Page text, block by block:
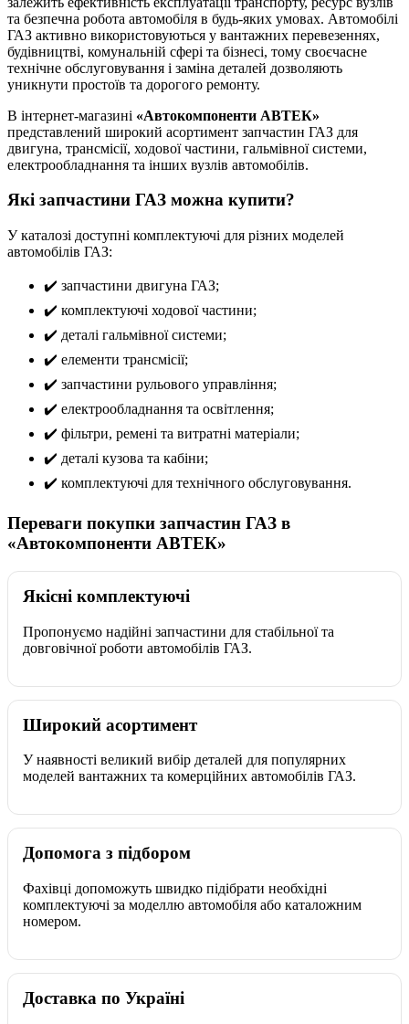
та безпечна робота автомобіля в будь-яких умовах. Автомобілі
ГАЗ активно використовуються у вантажних перевезеннях,
будівництві, комунальній сфері та бізнесі, тому своєчасне
технічне обслуговування і заміна деталей дозволяють
уникнути простоїв та дорогого ремонту.
В інтернет-магазині «Автокомпоненти АВТЕК»
представлений широкий асортимент запчастин ГАЗ для
двигуна, трансмісії, ходової частини, гальмівної системи,
електрообладнання та інших вузлів автомобілів.
Які запчастини ГАЗ можна купити?
У каталозі доступні комплектуючі для різних моделей
автомобілів ГАЗ:
✔️ запчастини двигуна ГАЗ;
✔️ комплектуючі ходової частини;
✔️ деталі гальмівної системи;
✔️ елементи трансмісії;
✔️ запчастини рульового управління;
✔️ електрообладнання та освітлення;
✔️ фільтри, ремені та витратні матеріали;
✔️ деталі кузова та кабіни;
✔️ комплектуючі для технічного обслуговування.
Переваги покупки запчастин ГАЗ в
«Автокомпоненти АВТЕК»
Якісні комплектуючі
Пропонуємо надійні запчастини для стабільної та
довговічної роботи автомобілів ГАЗ.
Широкий асортимент
У наявності великий вибір деталей для популярних
моделей вантажних та комерційних автомобілів ГАЗ.
Допомога з підбором
Фахівці допоможуть швидко підібрати необхідні
комплектуючі за моделлю автомобіля або каталожним
номером.
Доставка по Україні